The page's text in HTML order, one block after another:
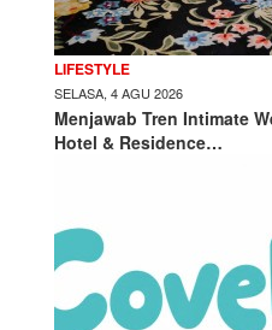
LIFESTYLE
SELASA, 4 AGU 2026
Menjawab Tren Intimate
Hotel & Residence…